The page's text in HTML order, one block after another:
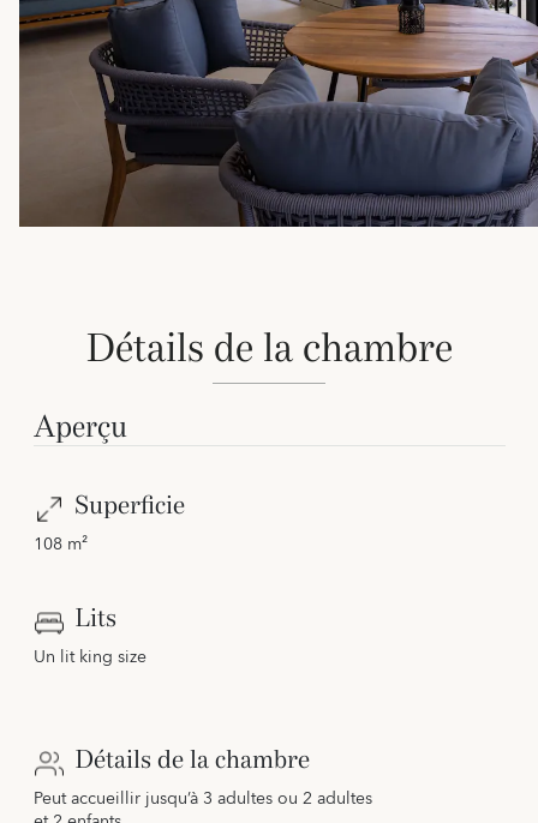
Détails de la chambre
Aperçu
Superficie
108 m²
Lits
Un lit king size
Détails de la chambre
Peut accueillir jusqu’à 3 adultes ou 2 adultes